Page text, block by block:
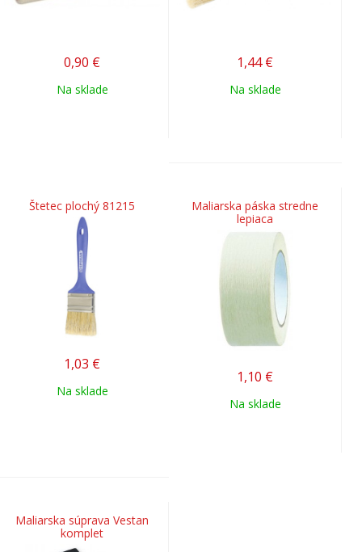
0,90 €
Na sklade
1,44 €
Na sklade
Štetec plochý 81215
1,03 €
Na sklade
Maliarska páska stredne
lepiaca
1,10 €
Na sklade
Maliarska súprava Vestan
komplet